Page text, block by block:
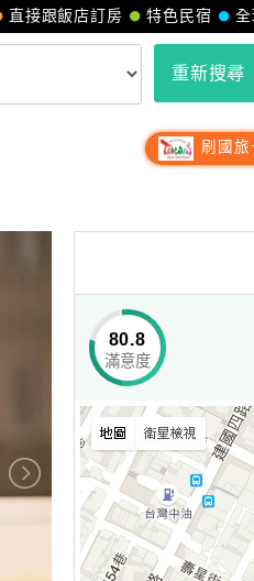
特色民宿
直接跟飯店訂房
重新搜尋
刷國旅
80.8
滿意度